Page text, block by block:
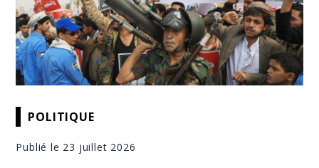
POLITIQUE
Publié le 23 juillet 2026